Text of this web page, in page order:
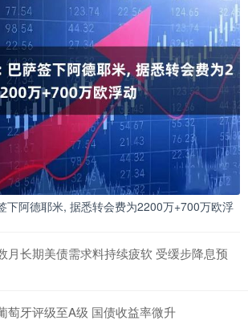
下阿德耶米, 据悉转会费为2200万+700万欧浮
月长期美债需求料持续疲软 受缓步降息预
萄牙评级至A级 国债收益率微升